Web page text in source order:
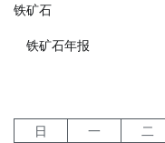
铁矿石
铁矿石年报
日
一 二